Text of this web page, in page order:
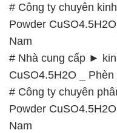
# Công ty chuyên
Powder
Nam
# Nhà cung cấp ►
CuSO4.5H2O _
# Công ty chuyên
Powder
Nam